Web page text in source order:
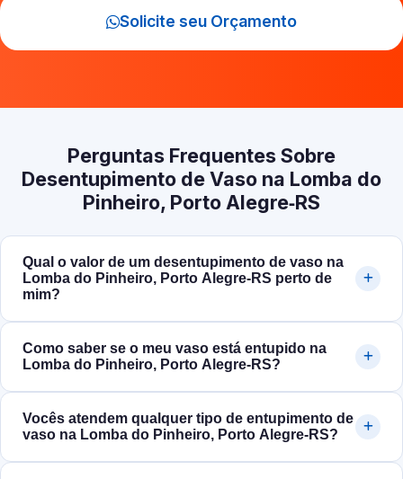
Solicite seu Orçamento
Perguntas Frequentes Sobre
Desentupimento de Vaso na Lomba do
Pinheiro, Porto Alegre‑RS
Qual o valor de um desentupimento de vaso na
Lomba do Pinheiro, Porto Alegre‑RS perto de
mim?
Como saber se o meu vaso está entupido na
Lomba do Pinheiro, Porto Alegre‑RS?
Vocês atendem qualquer tipo de entupimento de
vaso na Lomba do Pinheiro, Porto Alegre‑RS?